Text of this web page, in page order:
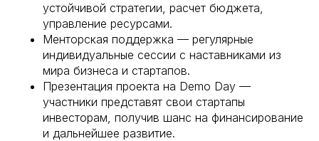
устойчивой стратегии, расчет бюджета,
управление ресурсами.
Менторская поддержка — регулярные
индивидуальные сессии с наставниками из
мира бизнеса и стартапов.
Презентация проекта на Demo Day —
участники представят свои стартапы
инвесторам, получив шанс на финансирование
и дальнейшее развитие.